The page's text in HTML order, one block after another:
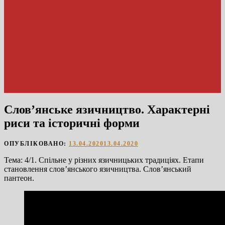
Слов’янське язичництво. Характерні
риси та історичні форми
ОПУБЛІКОВАНО: 13.04.202013.04.2020
Тема: 4/1. Спільне у різних язичницьких традиціях. Етапи
становлення слов’янського язичництва. Слов’янський
пантеон.